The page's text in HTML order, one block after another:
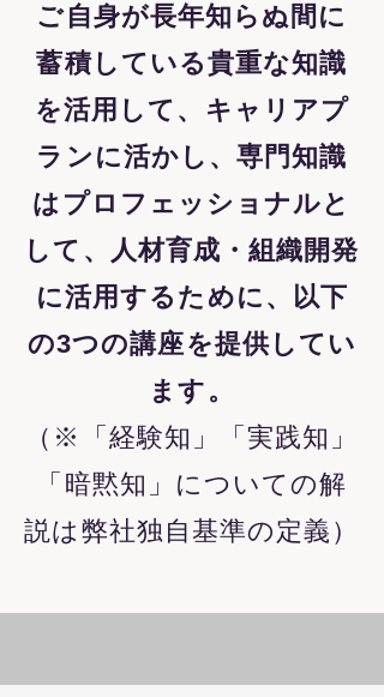
ご自身が長年知らぬ間に
蓄積している貴重な知識
を活用して、キャリアプ
ランに活かし、専門知識
はプロフェッショナルと
して、人材育成・組織開発
に活用するために、以下
の3つの講座を提供してい
ます。
（※「経験知」「実践知」
「暗黙知」についての解
説は弊社独自基準の定義）